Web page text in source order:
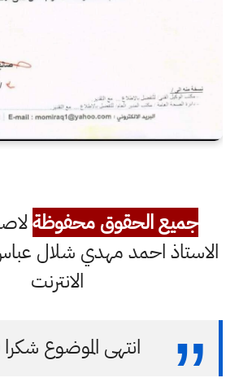
جميع الحقوق محفوظة
الاستاذ احمد مهدي شلال
الانترنت
انتهى الموضوع